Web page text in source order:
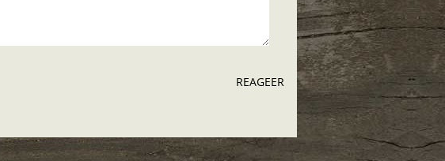
REAGEER